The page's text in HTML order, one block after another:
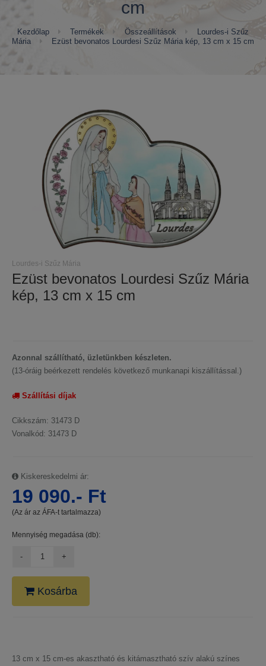
cm
Kezdőlap Termékek Összeállítások
Lourdes-i Szűz
Mária
Ezüst bevonatos Lourdesi Szűz Mária kép, 13 cm x 15 cm
Lourdes-i Szűz Mária
Ezüst bevonatos Lourdesi Szűz Mária
kép, 13 cm x 15 cm
Azonnal szállítható, üzletünkben készleten.
(13-óráig beérkezett rendelés következő munkanapi kiszállítással.)
Szállítási díjak
Cikkszám: 31473 D
Vonalkód: 31473 D
Kiskereskedelmi ár:
19 090.- Ft
(Az ár az ÁFA-t tartalmazza)
Mennyiség megadása (db):
Kosárba
13 cm x 15 cm-es akasztható és kitámasztható szív alakú színes